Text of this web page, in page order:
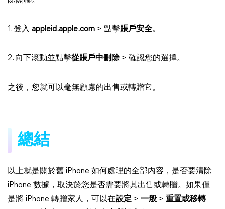
1. 登入 appleid.apple.com > 點擊賬戶安全。
2. 向下滾動並點擊從賬戶中刪除> 確認您的選擇。
之後，您就可以毫無顧慮的出售或轉贈它。
總結
以上就是關於舊 iPhone 如何處理的全部內容，是否要清除
iPhone 數據，取決於您是否需要將其出售或轉贈。如果僅
是將 iPhone 轉贈家人，可以在設定 > 一般 > 重置或移轉